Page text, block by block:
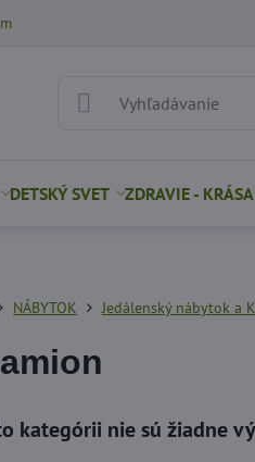
DETSKÝ SVET ZDRAVIE - KRÁSA
NÁBYTOK Jedálenský nábytok a